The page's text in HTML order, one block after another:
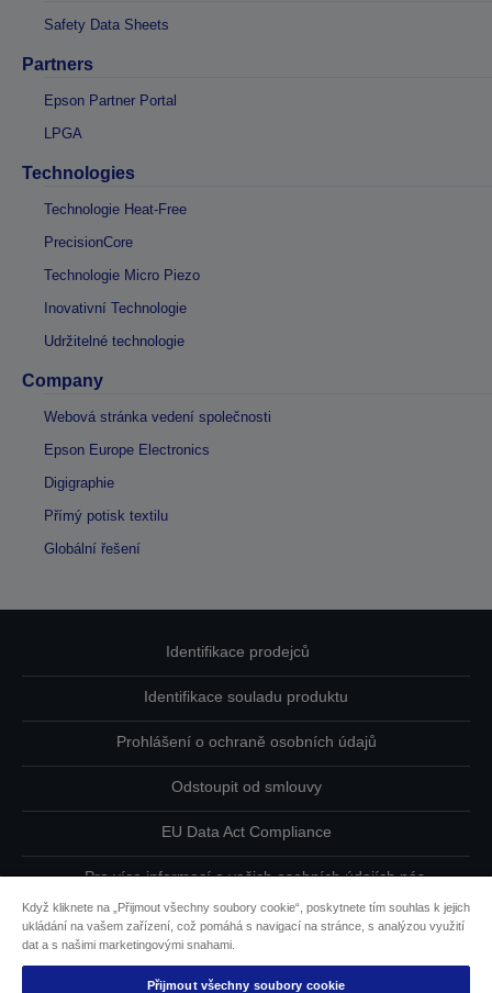
Safety Data Sheets
Partners
Epson Partner Portal
LPGA
Technologies
Technologie Heat-Free
PrecisionCore
Technologie Micro Piezo
Inovativní Technologie
Udržitelné technologie
Company
Webová stránka vedení společnosti
Epson Europe Electronics
Digigraphie
Přímý potisk textilu
Globální řešení
Identifikace prodejců
Identifikace souladu produktu
Prohlášení o ochraně osobních údajů
Odstoupit od smlouvy
EU Data Act Compliance
Pro více informací o vašich osobních údajích nás
kontaktujte
Informace o souborech cookie
Závazek usnadnění přístupu společnosti Epson
Když kliknete na „Přijmout všechny soubory cookie“, poskytnete tím souhlas k jejich
ukládání na vašem zařízení, což pomáhá s navigací na stránce, s analýzou využití
dat a s našimi marketingovými snahami.
Přijmout všechny soubory cookie